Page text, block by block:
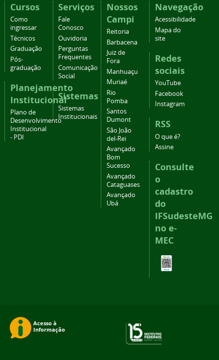
Cursos
Como
ingressar
Técnicos
Graduação
Pós-
graduação
Planejamento
Institucional
Plano de
Desenvolvimento
Institucional
- PDI
Serviços
Fale
Conosco
Ouvidoria
Perguntas
Frequentes
Comunicação
Social
Sistemas
Sistemas
Institucionais
Nossos
Campi
Reitoria
Barbacena
Juiz de
Fora
Manhuaçu
Muriaé
Rio
Pomba
Santos
Dumont
São João
del-Rei
Avançado
Bom
Sucesso
Avançado
Cataguases
Avançado
Ubá
Navegação
Acessibilidade
Mapa do
site
Redes
sociais
YouTube
Facebook
Instagram
RSS
O que é?
Assine
Consulte
o
cadastro
do
IFSudesteMG
no e-
MEC